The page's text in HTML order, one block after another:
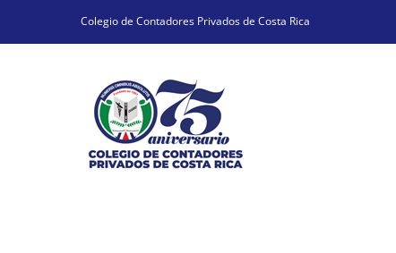
Colegio de Contadores Privados de Costa Rica